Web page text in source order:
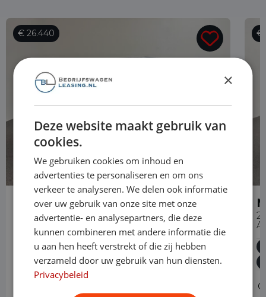
€ 26.440
Mercedes-Benz Vito
114 CDI Extra Lang Automaat
Diesel Automaat 106.088 km
2022
Asten
L3H1
€
×
Deze website maakt gebruik van
cookies.
We gebruiken cookies om inhoud en
advertenties te personaliseren en om ons
verkeer te analyseren. We delen ook informatie
over uw gebruik van onze site met onze
advertentie- en analysepartners, die deze
kunnen combineren met andere informatie die
u aan hen heeft verstrekt of die zij hebben
verzameld door uw gebruik van hun diensten.
Privacybeleid